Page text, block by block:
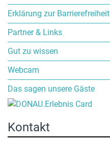
Erklärung zur Barrierefreiheit
Partner & Links
Gut zu wissen
Webcam
Das sagen unsere Gäste
Kontakt